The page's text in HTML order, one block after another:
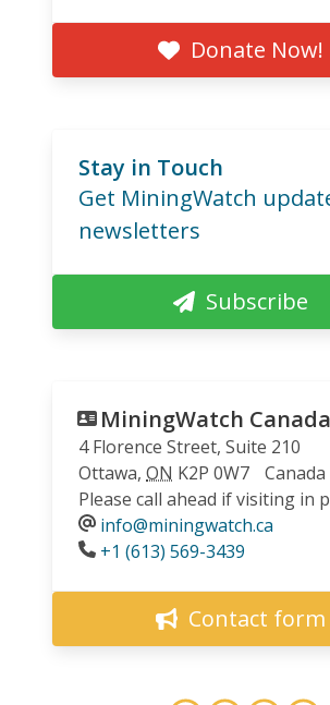
Donate Now!
Stay in Touch
Get MiningWatch
newsletters
Subscribe
MiningWatch Canada
4 Florence Street, Suite 210
Ottawa, ON K2P 0W7
Canada
Please call ahead if visiting in
info@miningwatch.ca
Phone
+1 (613) 569-3439
Contact form